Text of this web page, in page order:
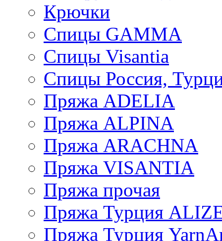
Крючки
Спицы GAMMA
Спицы Visantia
Спицы Россия,
Пряжа ADELIA
Пряжа ALPINA
Пряжа ARACHNA
Пряжа VISANTIA
Пряжа прочая
Пряжа Турция
Пряжа Турция